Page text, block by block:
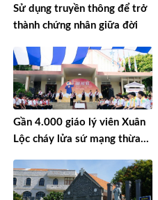
Sử dụng truyền thông để trở
thành chứng nhân giữa đời
Gần 4.000 giáo lý viên Xuân
Lộc cháy lửa sứ mạng thừa